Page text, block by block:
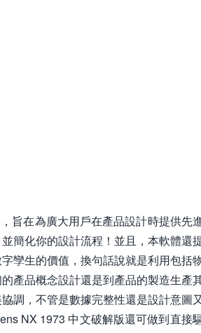
旨在為廣大用戶在產品設計時提供先
簡化你的設計流程！並且，本軟體還
孿生的價值，換句話說就是利用包括
產品概念設計還是到產品的製造生產
調，不管是數據完整性還是設計意圖
NX 1973 中文破解版還可做到直接